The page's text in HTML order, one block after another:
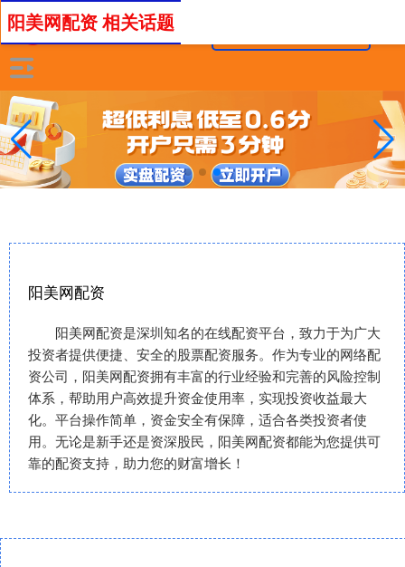
阳美网配资
阳美网配资是深圳知名的在线配资平台，致力于为广大
投资者提供便捷、安全的股票配资服务。作为专业的网络配
资公司，阳美网配资拥有丰富的行业经验和完善的风险控制
体系，帮助用户高效提升资金使用率，实现投资收益最大
化。平台操作简单，资金安全有保障，适合各类投资者使
用。无论是新手还是资深股民，阳美网配资都能为您提供可
靠的配资支持，助力您的财富增长！
阳美网配资 相关话题